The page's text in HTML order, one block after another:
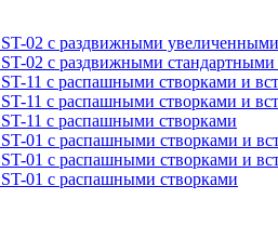
02 с раздвижными
02 с раздвижными стандартными
11 с распашными створками и
11 с распашными створками и
11 с распашными створками
01 с распашными створками и
01 с распашными створками и
01 с распашными створками